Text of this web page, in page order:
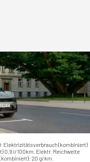
Elektrizitätsverbrauch (kombiniert)
0,9 l/100km. Elektr. Reichweite
20 g/km.